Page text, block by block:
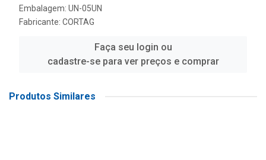
Embalagem: UN-05UN
Fabricante: CORTAG
Faça seu login ou
cadastre-se para ver preços e comprar
Produtos Similares